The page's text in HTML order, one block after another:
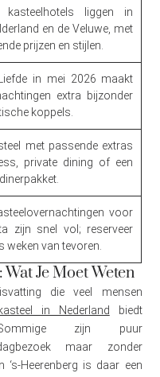
kasteelhotels liggen in
en de Veluwe, met
prijzen en stijlen.
in mei 2026 maakt
extra bijzonder
koppels.
met passende extras
private dining of een
voor
zijn snel vol; reserveer
weken van tevoren.
Je Moet Weten
die veel mensen
in Nederland
biedt
Sommige zijn puur
maar zonder
Heerenberg is daar een